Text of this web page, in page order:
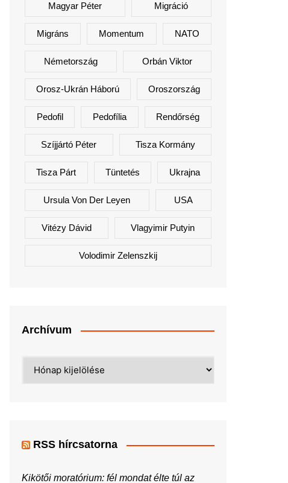
Magyar Péter Migráció
Migráns Momentum NATO
Németország Orbán Viktor
Orosz-Ukrán Háború Oroszország
Pedofil Pedofília Rendőrség
Szíjjártó Péter Tisza Kormány
Tisza Párt Tüntetés Ukrajna
Ursula Von Der Leyen USA
Vitézy Dávid Vlagyimir Putyin
Volodimir Zelenszkij
Archívum
RSS hírcsatorna
Kikötői moratórium: fél mondat élte túl az